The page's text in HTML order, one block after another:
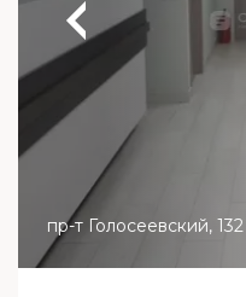
пр-т Голосеевский, 132